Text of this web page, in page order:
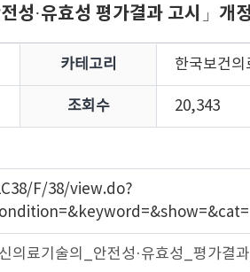
성·유효성 평가결과 고시」개정
카테고리 한국보건의
조회수 20,343
F/38/view.do?
료기술의_안전성·유효성_평가결